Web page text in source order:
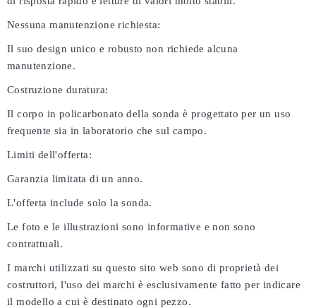
Nessuna manutenzione richiesta:
Il suo design unico e robusto non richiede alcuna
manutenzione.
Costruzione duratura:
Il corpo in policarbonato della sonda è progettato per un uso
frequente sia in laboratorio che sul campo.
Limiti dell'offerta:
Garanzia limitata di un anno.
L'offerta include solo la sonda.
Le foto e le illustrazioni sono informative e non sono
contrattuali.
I marchi utilizzati su questo sito web sono di proprietà dei
costruttori, l'uso dei marchi è esclusivamente fatto per indicare
il modello a cui è destinato ogni pezzo.